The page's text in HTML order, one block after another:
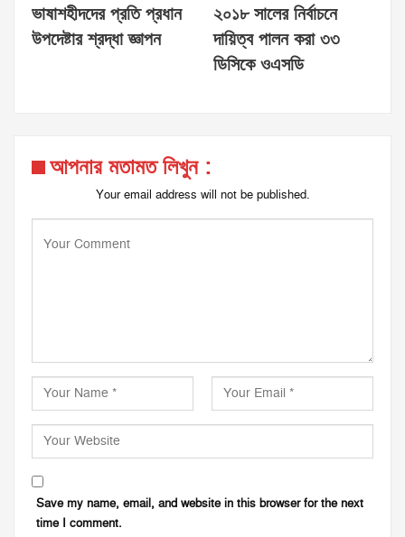
ভাষাশহীদদের প্রতি প্রধান
উপদেষ্টার শ্রদ্ধা জ্ঞাপন
২০১৮ সালের নির্বাচনে
দায়িত্ব পালন করা ৩৩
ডিসিকে ওএসডি
আপনার মতামত লিখুন :
Your email address will not be published.
Save my name, email, and website in this browser for the next
time I comment.